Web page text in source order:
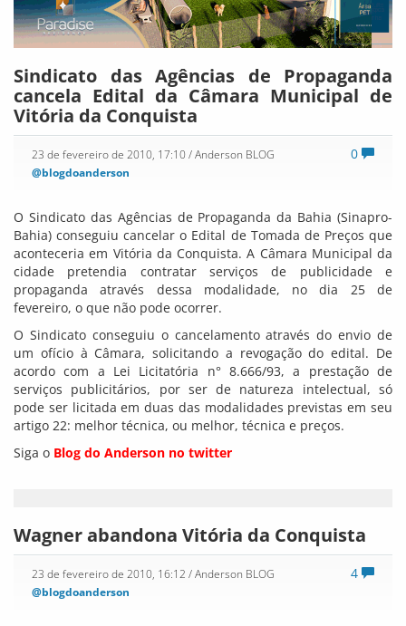
Sindicato das Agências de Propaganda
cancela Edital da Câmara Municipal de
Vitória da Conquista
0
23 de fevereiro de 2010, 17:10/ Anderson BLOG
@blogdoanderson
O Sindicato das Agências de Propaganda da Bahia (Sinapro-
Bahia) conseguiu cancelar o Edital de Tomada de Preços que
aconteceria em Vitória da Conquista. A Câmara Municipal da
cidade pretendia contratar serviços de publicidade e
propaganda através dessa modalidade, no dia 25 de
fevereiro, o que não pode ocorrer.
O Sindicato conseguiu o cancelamento através do envio de
um ofício à Câmara, solicitando a revogação do edital. De
acordo com a Lei Licitatória n° 8.666/93, a prestação de
serviços publicitários, por ser de natureza intelectual, só
pode ser licitada em duas das modalidades previstas em seu
artigo 22: melhor técnica, ou melhor, técnica e preços.
Siga o Blog do Anderson no twitter
Wagner abandona Vitória da Conquista
4
23 de fevereiro de 2010, 16:12 / Anderson BLOG
@blogdoanderson